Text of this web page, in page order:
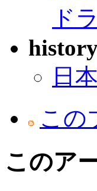
ド
日
この
このア